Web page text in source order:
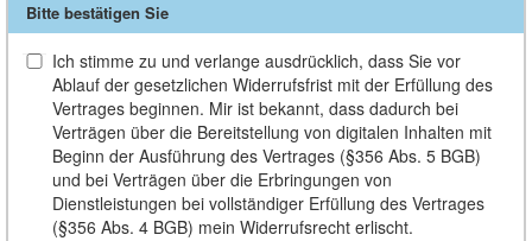
Bitte bestätigen Sie
Ich stimme zu und verlange ausdrücklich, dass Sie vor
Ablauf der gesetzlichen Widerrufsfrist mit der Erfüllung des
Vertrages beginnen. Mir ist bekannt, dass dadurch bei
Verträgen über die Bereitstellung von digitalen Inhalten mit
Beginn der Ausführung des Vertrages (§356 Abs. 5 BGB)
und bei Verträgen über die Erbringungen von
Dienstleistungen bei vollständiger Erfüllung des Vertrages
(§356 Abs. 4 BGB) mein Widerrufsrecht erlischt.